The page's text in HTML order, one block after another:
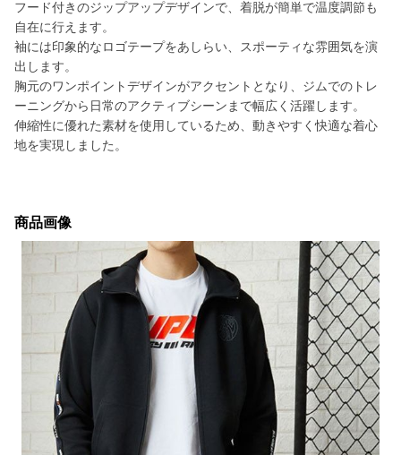
フード付きのジップアップデザインで、着脱が簡単で温度調節も
自在に行えます。
袖には印象的なロゴテープをあしらい、スポーティな雰囲気を演
出します。
胸元のワンポイントデザインがアクセントとなり、ジムでのトレ
ーニングから日常のアクティブシーンまで幅広く活躍します。
伸縮性に優れた素材を使用しているため、動きやすく快適な着心
地を実現しました。
商品画像